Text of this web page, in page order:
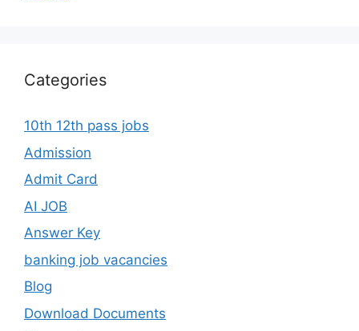
Categories
10th 12th pass jobs
Admission
Admit Card
AI JOB
Answer Key
banking job vacancies
Blog
Download Documents